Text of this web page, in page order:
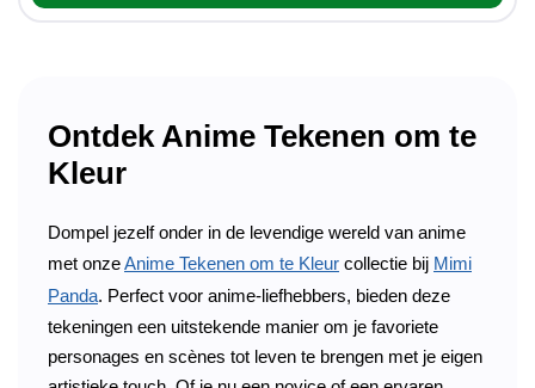
Ontdek Anime Tekenen om te
Kleur
Dompel jezelf onder in de levendige wereld van anime
met onzeAnime Tekenen om te Kleur collectie bij Mimi
Panda. Perfect voor anime-liefhebbers, bieden deze
tekeningen een uitstekende manier om je favoriete
personages en scènes tot leven te brengen met je eigen